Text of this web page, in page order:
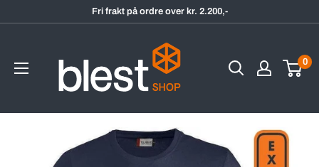
Fri frakt på ordre over kr. 2.200,-
0